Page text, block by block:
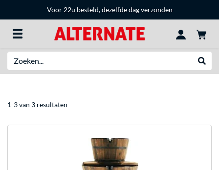
Voor 22u besteld, dezelfde dag verzonden
1-3 van 3 resultaten